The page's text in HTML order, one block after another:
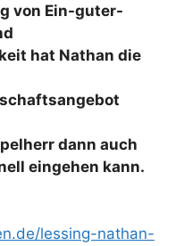
von Ein-guter-
hat Nathan die
dann auch
eingehen kann.
lessing-nathan-